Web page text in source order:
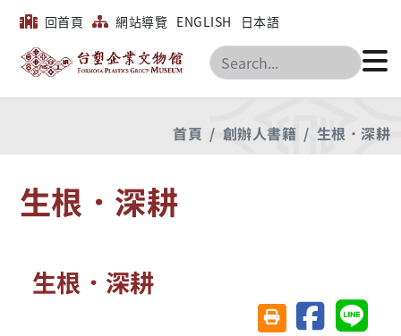
回首頁 網站導覽 ENGLISH 日本語
搜尋
首頁 創辦人書籍 生根．深耕
生根．深耕
生根．深耕
友善列印(另開視窗)
分享至臉書分享